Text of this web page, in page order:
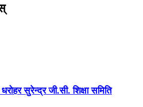
सुरेन्द्र जी.सी. शिक्षा समिति